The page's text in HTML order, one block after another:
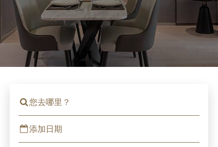
您去哪里？
添加日期